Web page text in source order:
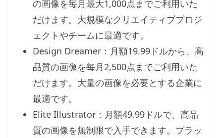
の画像を毎月最大1,000点までご利用いた
だけます。大規模なクリエイティブプロジ
ェクトやチームに最適です。
Design Dreamer：月額19.99ドルから、高
品質の画像を毎月2,500点までご利用いた
だけます。大量の画像を必要とする企業に
最適です。
Elite Illustrator：月額49.99ドルで、高品
質の画像を無制限で入手できます。プラッ